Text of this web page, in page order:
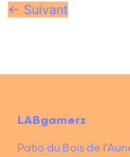
← Suivant
LABgamerz
Patio du Bois de